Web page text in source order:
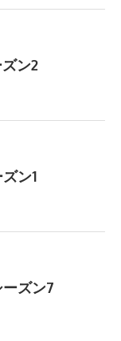
ン2
ン1
ズン7